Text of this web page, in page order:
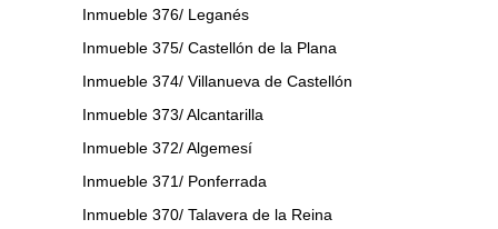
Inmueble 376/ Leganés
Inmueble 375/ Castellón de la Plana
Inmueble 374/ Villanueva de Castellón
Inmueble 373/ Alcantarilla
Inmueble 372/ Algemesí
Inmueble 371/ Ponferrada
Inmueble 370/ Talavera de la Reina